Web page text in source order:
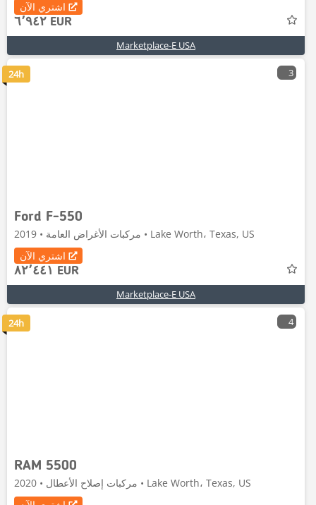
اشتري الآن
٦٬٩٤٢ EUR
Marketplace-E USA
3
Ford F-550
مركبات الأغراض العامة • 2019 • Lake Worth، Texas, US
اشتري الآن
٨٢٬٤٤١ EUR
Marketplace-E USA
24h
4
RAM 5500
مركبات إصلاح الأعطال • 2020 • Lake Worth، Texas, US
24h